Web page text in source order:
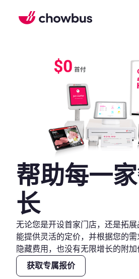
帮助每一
长
无论您是开设首家门店，还是拓
能提供灵活的定价，并根据您的
隐藏费用，也没有无限增长的附加
获取专属报价